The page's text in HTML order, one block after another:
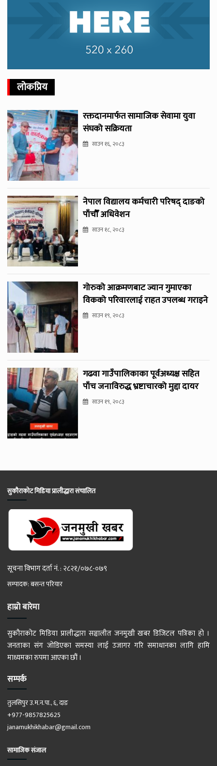
लोकप्रिय
रक्तदानमार्फत सामाजिक सेवामा युवा
संघको सक्रियता
साउन १६, २०८३
नेपाल विद्यालय कर्मचारी परिषद् दाङको
पाँचौँ अधिवेशन
साउन १८, २०८३
गोरुको आक्रमणबाट ज्यान गुमाएका
विकको परिवारलाई राहत उपलब्ध गराइने
साउन १९, २०८३
गढवा गाउँपालिकाका पूर्वअध्यक्ष सहित
पाँच जनाविरुद्ध भ्रष्टाचारको मुद्दा दायर
साउन १९, २०८३
सुकौराकोट मिडिया प्रालीद्धारा संचालित
सूचना विभाग दर्ता नं. : २८२१/०७८-०७९
सम्पादक: बसन्त परियार
हाम्रो बारेमा
सुकौराकोट मिडिया प्रालीद्धारा सञ्चालीत जनमुखी खबर डिजिटल पत्रिका हो ।
जनताका संग जोडिएका समस्या लाई उजागर गरि समाधानका लागि हामि
माध्यमका रुपमा आएका छौं ।
सम्पर्क
तुलसिपुर उ.म.न.पा., ६, दाङ
+977-9857825625
janamukhikhabar@gmail.com
सामाजिक संजाल